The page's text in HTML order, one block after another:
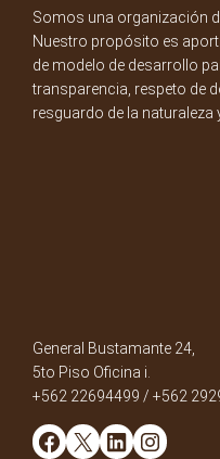
Somos una organización
Nuestro propósito es
de modelo de desarrollo
transparencia, respeto de
resguardo de la naturaleza
General Bustamante 24,
5to Piso Oficina i.
+562 22694499 / +562